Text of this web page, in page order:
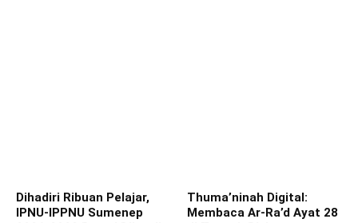
Dihadiri Ribuan Pelajar,
IPNU-IPPNU Sumenep
Thuma’ninah Digital:
Membaca Ar-Ra’d Ayat 28